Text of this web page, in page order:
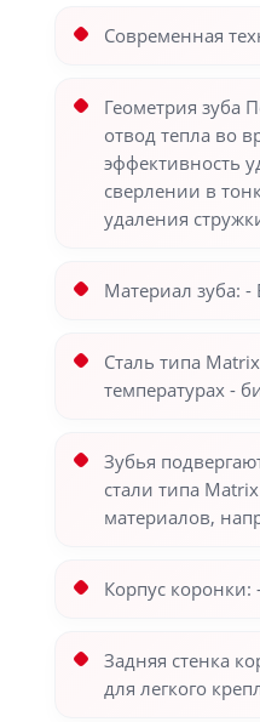
Современная
Геометрия зуба
отвод тепла во
эффективность
сверлении в
удаления
Материал зуба: -
Сталь типа
температурах -
Зубья
стали типа
материалов,
Корпус
Задняя стенка
для легкого